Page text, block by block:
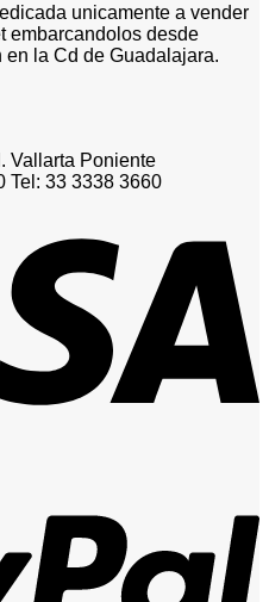
unicamente a vender
embarcandolos desde
la Cd de Guadalajara.
Vallarta Poniente
Tel: 33 3338 3660